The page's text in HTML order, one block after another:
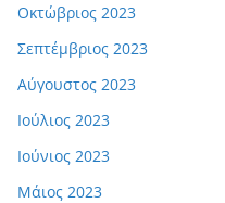
Οκτώβριος 2023
Σεπτέμβριος 2023
Αύγουστος 2023
Ιούλιος 2023
Ιούνιος 2023
Μάιος 2023